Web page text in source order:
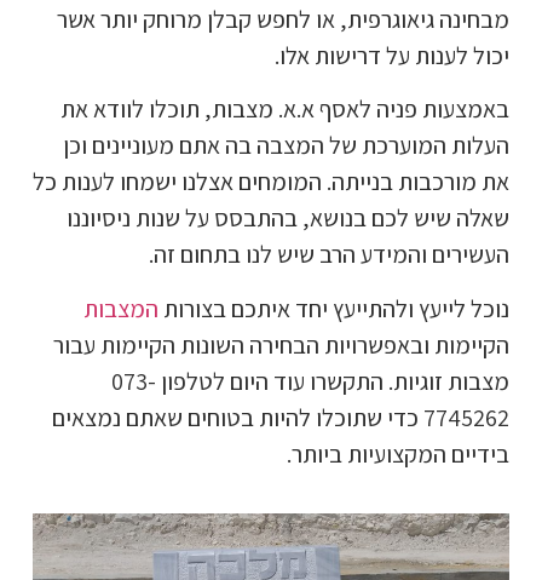
מבחינה גיאוגרפית, או לחפש קבלן מרוחק יותר אשר
יכול לענות על דרישות אלו.
באמצעות פניה לאסף א.א. מצבות, תוכלו לוודא את
העלות המוערכת של המצבה בה אתם מעוניינים וכן
את מורכבות בנייתה. המומחים אצלנו ישמחו לענות כל
שאלה שיש לכם בנושא, בהתבסס על שנות ניסיוננו
העשירים והמידע הרב שיש לנו בתחום זה.
נוכל לייעץ ולהתייעץ יחד איתכם בצורות המצבות
הקיימות ובאפשרויות הבחירה השונות הקיימות עבור
מצבות זוגיות. התקשרו עוד היום לטלפון 073-
7745262 כדי שתוכלו להיות בטוחים שאתם נמצאים
בידיים המקצועיות ביותר.